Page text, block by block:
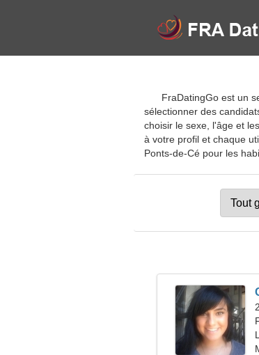
FraDatingGo est un
sélectionner des
choisir le sexe, l'âge et
à votre profil et chaque
Ponts-de-Cé pour les